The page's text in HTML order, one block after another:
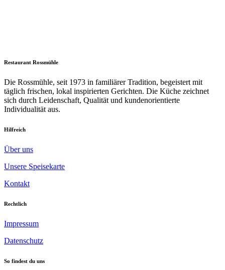
Restaurant Rossmühle
Die Rossmühle, seit 1973 in familiärer Tradition, begeistert mit
täglich frischen, lokal inspirierten Gerichten. Die Küche zeichnet
sich durch Leidenschaft, Qualität und kundenorientierte
Individualität aus.
Hilfreich
Über uns
Unsere Speisekarte
Kontakt
Rechtlich
Impressum
Datenschutz
So findest du uns